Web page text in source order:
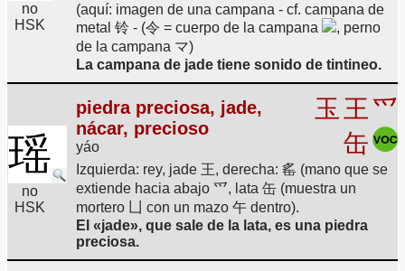
no
HSK
(aquí: imagen de una campana - cf. campana de
metal 铃 - (令 = cuerpo de la campana
, perno
de la campana マ)
La campana de jade tiene sonido de tintineo.
瑶
no
HSK
piedra preciosa, jade,
nácar, precioso
yáo
玉 王 爫
缶
Izquierda: rey, jade 王, derecha: 䍃 (mano que se
extiende hacia abajo 爫, lata 缶 (muestra un
mortero 凵 con un mazo 午 dentro).
El «jade», que sale de la lata, es una piedra
preciosa.